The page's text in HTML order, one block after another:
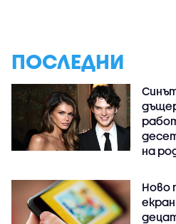
ПОСЛЕДНИ
на
Ново